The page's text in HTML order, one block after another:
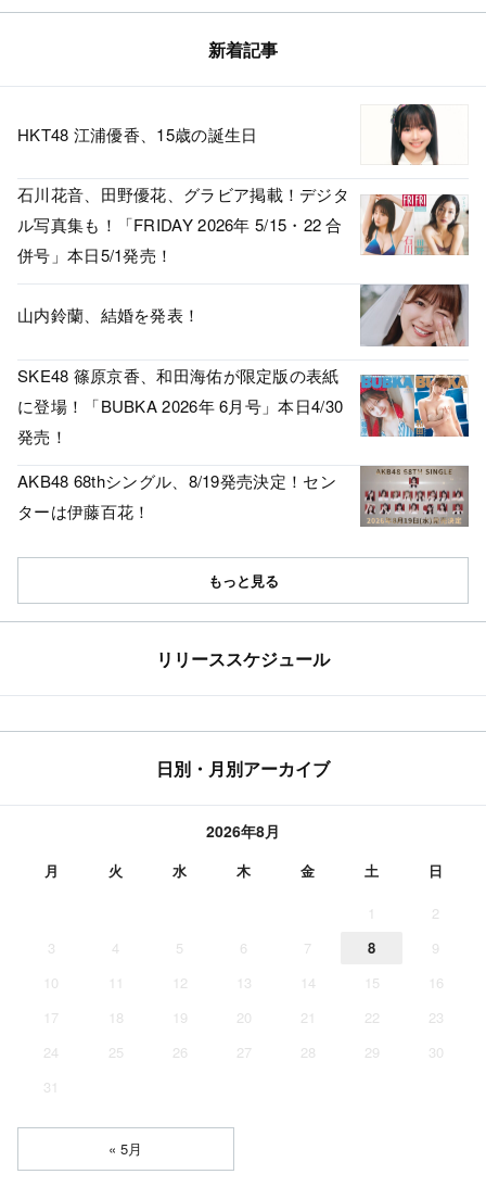
新着記事
HKT48 江浦優香、15歳の誕生日
石川花音、田野優花、グラビア掲載！デジタ
ル写真集も！「FRIDAY 2026年 5/15・22 合
併号」本日5/1発売！
山内鈴蘭、結婚を発表！
SKE48 篠原京香、和田海佑が限定版の表紙
に登場！「BUBKA 2026年 6月号」本日4/30
発売！
AKB48 68thシングル、8/19発売決定！セン
ターは伊藤百花！
もっと見る
リリーススケジュール
日別・月別アーカイブ
2026年8月
月 火 水 木 金 土 日
1
2
3
4 5 6 7 8
9
10
11 12 13 14 15
16
17
18 19 20 21 22
23
24
25 26 27 28 29
30
31
« 5月